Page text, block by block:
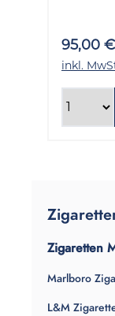
Zigaretten
Marlboro
L&M
95,00 €
inkl.